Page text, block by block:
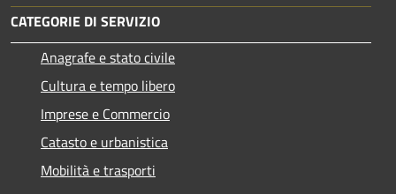
CATEGORIE DI SERVIZIO
Anagrafe e stato civile
Cultura e tempo libero
Imprese e Commercio
Catasto e urbanistica
Mobilità e trasporti